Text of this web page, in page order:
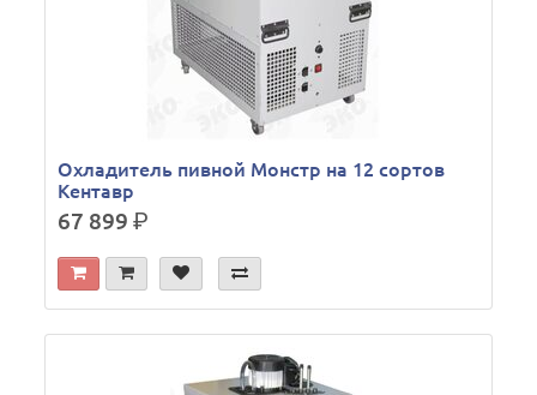
Охладитель пивной Монстр на 12 сортов
Кентавр
67 899р.